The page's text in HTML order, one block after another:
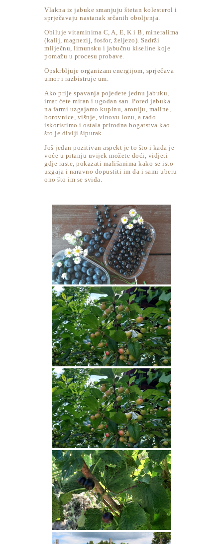
Vlakna iz jabuke smanjuju štetan kolesterol i
sprječavaju nastanak srčanih oboljenja.
Obiluje vitaminima C, A, E, K i B, mineralima
(kalij, magnezij, fosfor, željezo). Sadrži
mliječnu, limunsku i jabučnu kiseline koje
pomažu u procesu probave.
Opskrbljuje organizam energijom, sprječava
umor i razbistruje um.
Ako prije spavanja pojedete jednu jabuku,
imat ćete miran i ugodan san. Pored jabuka
na farmi uzgajamo kupinu, aroniju, maline,
borovnice, višnje, vinovu lozu, a rado
iskoristimo i ostala prirodna bogatstva kao
što je divlji šipurak.
Još jedan pozitivan aspekt je to što i kada je
voće u pitanju uvijek možete doći, vidjeti
gdje raste, pokazati mališanima kako se isto
uzgaja i naravno dopustiti im da i sami uberu
ono što im se sviđa.